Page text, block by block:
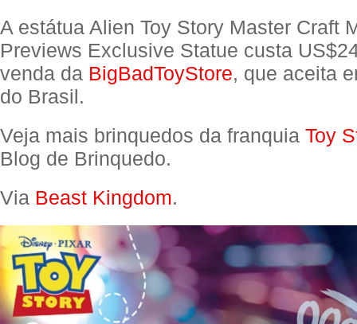
A estátua Alien Toy Story Master Craft
Previews Exclusive Statue custa
venda da BigBadToyStore, que aceita
do Brasil.
Veja mais brinquedos da franquia Toy
Blog de Brinquedo.
Via Beast Kingdom.